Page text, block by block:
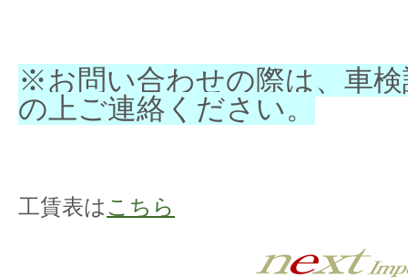
※お問い合わせの際は、車
の上ご連絡ください。
工賃表は こちら